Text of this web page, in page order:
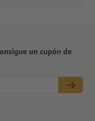
un cupón de